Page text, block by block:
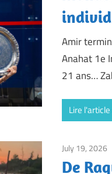
Amir
Anahat 1e
21 ans…
Lire l'article
July 19, 2026
De